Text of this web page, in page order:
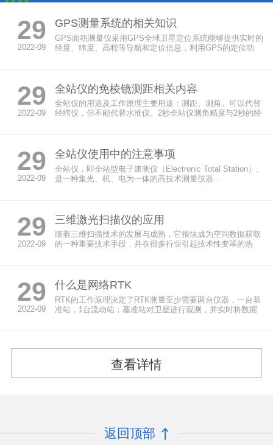
29
2022-09
GPS测量系统的相关知识
GPS面积测量仪采用GPS全球卫星定位系统能够提供实时的
经度、纬度、高程等导航和定位信息，利用GPS的定位功
29
2022-09
全站仪的免棱镜测距相关内容
全站仪的用途及工作原理主要用途：测距、测角。可以代替
经纬仪，但不能代替水准仪。2秒全站仪测角精度与2秒的经
29
2022-09
全站仪使用中的注意事项
全站仪，即全站型电子速测仪（Electronic Total Station）。
是一种集光、机、电为一体的高技术测量仪器...
29
2022-09
三维激光扫描仪的应用
随着三维扫描技术的发展与成熟，它很快成为空间数据获取
的一种重要技术手段，并在很多行业引起技术性变革的热
29
2022-09
什么是网络RTK
RTK的工作原理决定了RTK测量至少需要两台仪器，一台基
准站，1台流动站；基准站对卫星进行观测，并实时将数据
查看详情
返回顶部